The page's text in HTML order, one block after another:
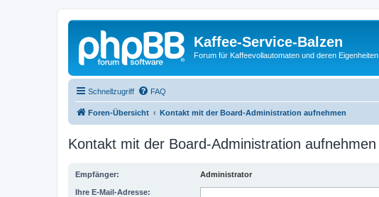
Kaffee-Service-Balzen
Forum für Kaffeevollautomaten und deren Eigenheiten
Schnellzugriff FAQ
Foren-Übersicht Kontakt mit der Board-Administration aufnehmen
Kontakt mit der Board-Administration aufnehmen
Empfänger: Administrator
Ihre E-Mail-Adresse: